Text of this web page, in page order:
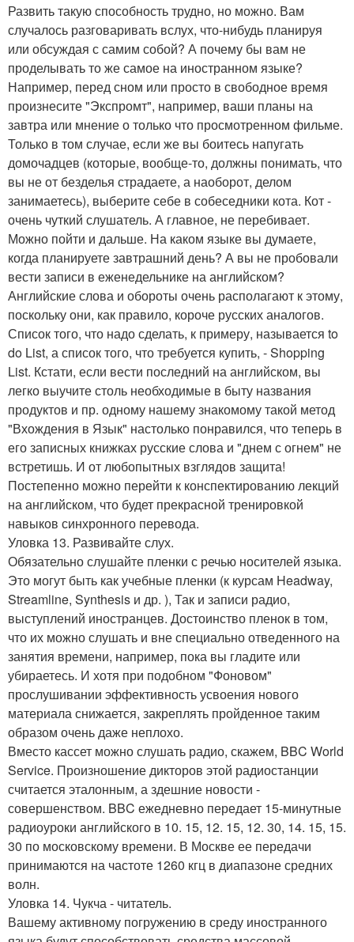
Развить такую способность трудно, но можно. Вам
случалось разговаривать вслух, что-нибудь планируя
или обсуждая с самим собой? А почему бы вам не
проделывать то же самое на иностранном языке?
Например, перед сном или просто в свободное время
произнесите "Экспромт", например, ваши планы на
завтра или мнение о только что просмотренном фильме.
Только в том случае, если же вы боитесь напугать
домочадцев (которые, вообще-то, должны понимать, что
вы не от безделья страдаете, а наоборот, делом
занимаетесь), выберите себе в собеседники кота. Кот -
очень чуткий слушатель. А главное, не перебивает.
Можно пойти и дальше. На каком языке вы думаете,
когда планируете завтрашний день? А вы не пробовали
вести записи в еженедельнике на английском?
Английские слова и обороты очень располагают к этому,
поскольку они, как правило, короче русских аналогов.
Список того, что надо сделать, к примеру, называется to
do List, а список того, что требуется купить, - Shopping
List. Кстати, если вести последний на английском, вы
легко выучите столь необходимые в быту названия
продуктов и пр. одному нашему знакомому такой метод
"Вхождения в Язык" настолько понравился, что теперь в
его записных книжках русские слова и "днем с огнем" не
встретишь. И от любопытных взглядов защита!
Постепенно можно перейти к конспектированию лекций
на английском, что будет прекрасной тренировкой
навыков синхронного перевода.
Уловка 13. Развивайте слух.
Обязательно слушайте пленки с речью носителей языка.
Это могут быть как учебные пленки (к курсам Headway,
Streamline, Synthesis и др. ), Так и записи радио,
выступлений иностранцев. Достоинство пленок в том,
что их можно слушать и вне специально отведенного на
занятия времени, например, пока вы гладите или
убираетесь. И хотя при подобном "Фоновом"
прослушивании эффективность усвоения нового
материала снижается, закреплять пройденное таким
образом очень даже неплохо.
Вместо кассет можно слушать радио, скажем, BBC World
Service. Произношение дикторов этой радиостанции
считается эталонным, а здешние новости -
совершенством. BBC ежедневно передает 15-минутные
радиоуроки английского в 10. 15, 12. 15, 12. 30, 14. 15, 15.
30 по московскому времени. В Москве ее передачи
принимаются на частоте 1260 кгц в диапазоне средних
волн.
Уловка 14. Чукча - читатель.
Вашему активному погружению в среду иностранного